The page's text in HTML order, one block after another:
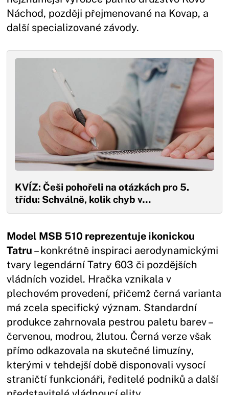
Náchod, později přejmenované na Kovap, a
další specializované závody.
KVÍZ: Češi pohořeli na otázkách pro 5.
třídu: Schválně, kolik chyb v…
Model MSB 510 reprezentuje ikonickou
Tatru – konkrétně inspiraci aerodynamickými
tvary legendární Tatry 603 či pozdějších
vládních vozidel. Hračka vznikala v
plechovém provedení, přičemž černá varianta
má zcela specifický význam. Standardní
produkce zahrnovala pestrou paletu barev –
červenou, modrou, žlutou. Černá verze však
přímo odkazovala na skutečné limuzíny,
kterými v tehdejší době disponovali vysocí
straničtí funkcionáři, ředitelé podniků a další